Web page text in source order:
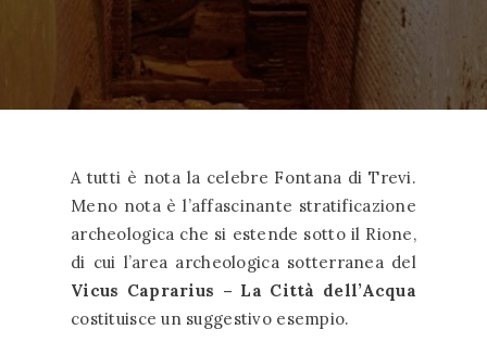
A tutti è nota la celebre Fontana di Trevi.
Meno nota è l’affascinante stratificazione
archeologica che si estende sotto il Rione,
di cui l’area archeologica sotterranea del
Vicus Caprarius – La Città dell’Acqua
costituisce un suggestivo esempio.